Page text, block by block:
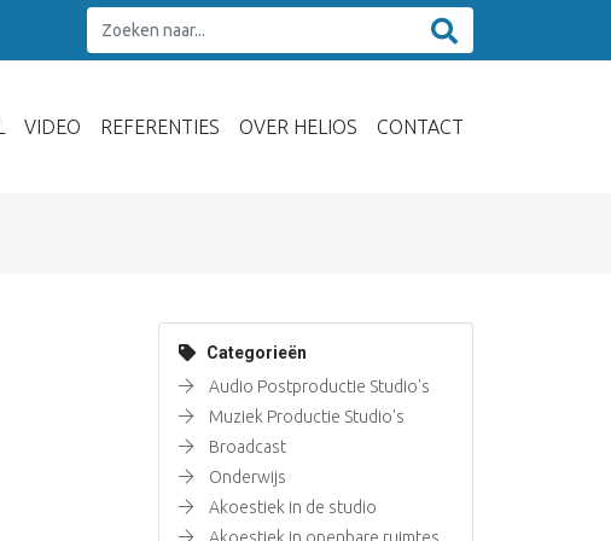
VIDEO REFERENTIES OVER HELIOS CONTACT
Categorieën
Audio Postproductie Studio's
Muziek Productie Studio's
Broadcast
Onderwijs
Akoestiek in de studio